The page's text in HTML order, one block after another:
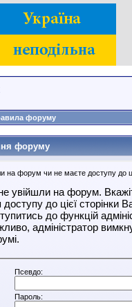
форуму
форуму
на форум чи не маєте доступу до
увійшли на форум.
до цієї сторінки
до функцій
адміністратор
Псевдо:
Пароль: